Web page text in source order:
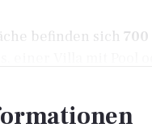
befinden sich